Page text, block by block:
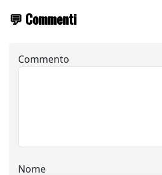
💬 Commenti